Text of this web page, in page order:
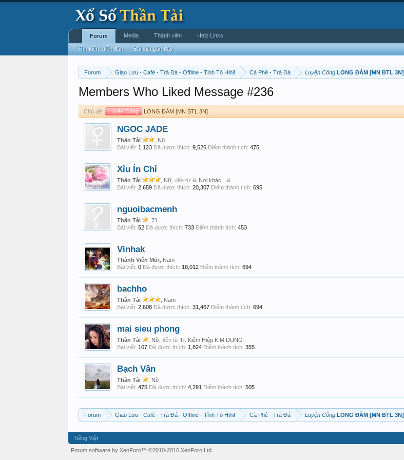
Forum Giao Lưu - Café - Trà Đá - Offline - Tỉnh Tò Hihi! Cà Phê - Trà Đá Luyện Công LONG ĐÀM [MN BTL 3N]
Members Who Liked Message #236
Chủ đề: Luyện Công LONG ĐÀM [MN BTL 3N]
NGOC JADE
Thần Tài
, Nữ
Bài viết: 1,123 Đã được thích: 9,526 Điểm thành tích: 475
Xỉu Ín Chỉ
Thần Tài , Nữ, đến từ ☠ Nơi khác...☠
Bài viết: 2,659 Đã được thích: 20,307 Điểm thành tích: 695
nguoibacmenh
Thần Tài
, 71
Bài viết: 52 Đã được thích: 733 Điểm thành tích: 453
Vinhak
Thành Viên Mới , Nam
Bài viết: 0 Đã được thích: 18,012 Điểm thành tích: 694
bachho
Thần Tài
, Nam
Bài viết: 2,608 Đã được thích: 31,467 Điểm thành tích: 694
mai sieu phong
Thần Tài , Nữ, đến từ Tr. Kiếm Hiệp KIM DUNG
Bài viết: 107 Đã được thích: 1,824 Điểm thành tích: 355
Bạch Vân
Thần Tài
, Nữ
Bài viết: 475 Đã được thích: 4,291 Điểm thành tích: 505
Forum Giao Lưu - Café - Trà Đá - Offline - Tỉnh Tò Hihi! Cà Phê - Trà Đá Luyện Công LONG ĐÀM [MN BTL 3N]
Forum
Tìm kiếm diễn đàn Bài viết gần đây
Media Thành viên Help Links
Tiếng Việt
Forum software by XenForo™ ©2010-2016 XenForo Ltd.